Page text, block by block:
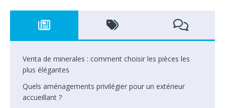
Venta de minerales : comment choisir les pièces les
plus élégantes
Quels aménagements privilégier pour un extérieur
accueillant ?